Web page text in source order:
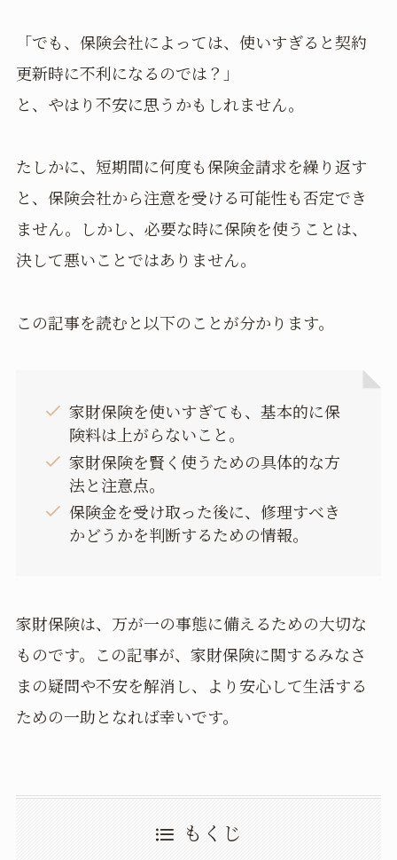
「でも、保険会社によっては、使いすぎると契約
更新時に不利になるのでは？」
と、やはり不安に思うかもしれません。
たしかに、短期間に何度も保険金請求を繰り返す
と、保険会社から注意を受ける可能性も否定でき
ません。しかし、必要な時に保険を使うことは、
決して悪いことではありません。
この記事を読むと以下のことが分かります。
家財保険を使いすぎても、基本的に保
険料は上がらないこと。
家財保険を賢く使うための具体的な方
法と注意点。
保険金を受け取った後に、修理すべき
かどうかを判断するための情報。
家財保険は、万が一の事態に備えるための大切な
ものです。この記事が、家財保険に関するみなさ
まの疑問や不安を解消し、より安心して生活する
ための一助となれば幸いです。
もくじ